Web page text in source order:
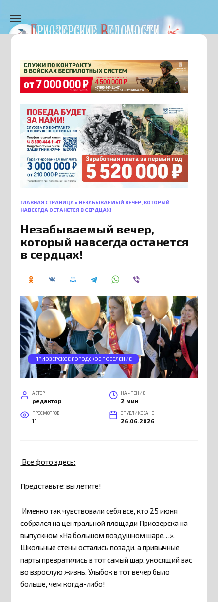
содержанию
ГЛАВНАЯ СТРАНИЦА » НЕЗАБЫВАЕМЫЙ ВЕЧЕР, КОТОРЫЙ
НАВСЕГДА ОСТАНЕТСЯ В СЕРДЦАХ!
Незабываемый вечер,
который навсегда останется
в сердцах!
ПРИОЗЕРСКОЕ ГОРОДСКОЕ ПОСЕЛЕНИЕ
АВТОР
редактор
НА ЧТЕНИЕ
2 мин
ПРОСМОТРОВ
11
ОПУБЛИКОВАНО
26.06.2026
Все фото здесь:
Представьте: вы летите!
Именно так чувствовали себя все, кто 25 июня
собрался на центральной площади Приозерска на
выпускном «На большом воздушном шаре…».
Школьные стены остались позади, а привычные
парты превратились в тот самый шар, уносящий вас
во взрослую жизнь. Улыбок в тот вечер было
больше, чем когда-либо!